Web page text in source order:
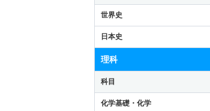
世界史
日本史
理科
科目
化学基礎・化学